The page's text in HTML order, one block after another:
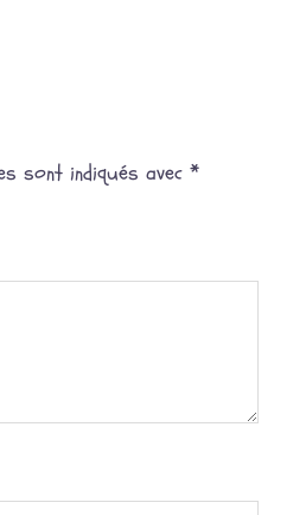
sont indiqués avec *